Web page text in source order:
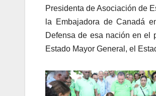
Presidenta de Asociación de
la Embajadora de Canadá
Defensa de esa nación en el
Estado Mayor General, el